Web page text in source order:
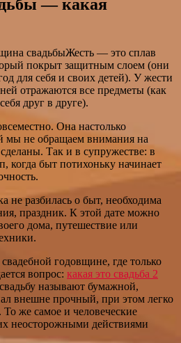
— какая
Жесть — это сплав
покрыт защитным слоем (они
для себя и своих детей). У жести
отражаются все предметы (как
друг в друге).
Она настолько
мы не обращаем внимания на
Так и в супружестве: в
когда быт потихоньку начинает
не разбилась о быт, необходима
праздник. К этой дате можно
дома, путешествие или
годовщине, где только
вопрос: какая это свадьба 2
называют бумажной,
внешне прочный, при этом легко
То же самое и человеческие
неосторожными действиями